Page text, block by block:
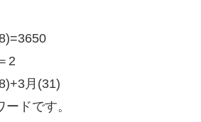
2
月(31)
ドです。